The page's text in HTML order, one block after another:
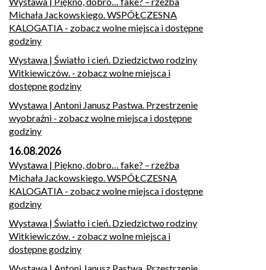
Michała Jackowskiego. WSPÓŁCZESNA
KALOGATIA - zobacz wolne miejsca i dostępne
godziny
Wystawa | Światło i cień. Dziedzictwo rodziny
Witkiewiczów. - zobacz wolne miejsca i
dostępne godziny
Wystawa | Antoni Janusz Pastwa. Przestrzenie
wyobraźni - zobacz wolne miejsca i dostępne
godziny
16.08.2026
Wystawa | Piękno, dobro… fake? – rzeźba
Michała Jackowskiego. WSPÓŁCZESNA
KALOGATIA - zobacz wolne miejsca i dostępne
godziny
Wystawa | Światło i cień. Dziedzictwo rodziny
Witkiewiczów. - zobacz wolne miejsca i
dostępne godziny